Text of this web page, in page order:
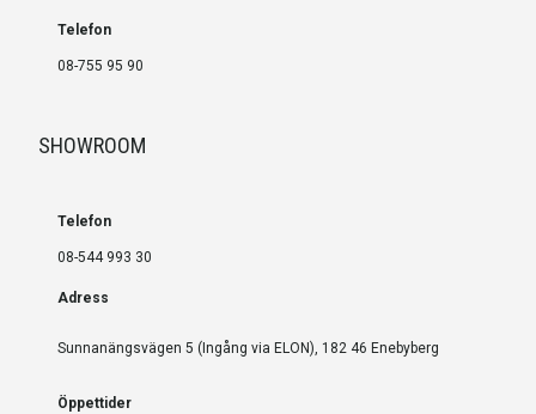
Telefon
08-755 95 90
SHOWROOM
Telefon
08-544 993 30
Adress
Sunnanängsvägen 5 (Ingång via ELON), 182 46 Enebyberg
Öppettider